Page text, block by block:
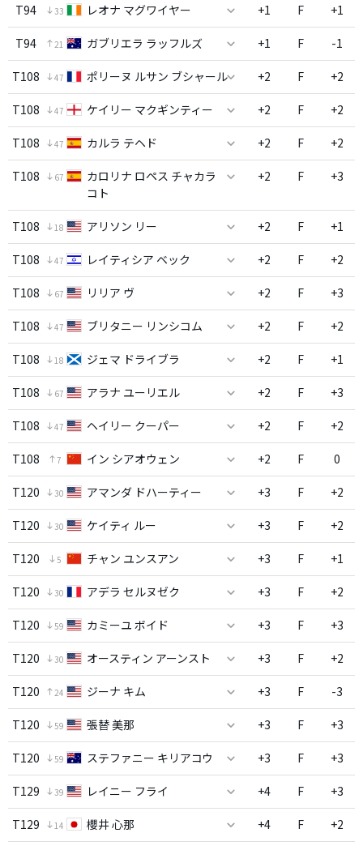
T94 33 レオナ マグワイヤー +1 F +1
T94 21 ガブリエラ ラッフルズ +1 F -1
T108 47 ポリーヌ ルサン ブシャール +2 F +2
T108 47 ケイリー マクギンティー +2 F +2
T108 47 カルラ テヘド +2 F +2
T108 67
カロリナ ロペス チャカラ
コト
+2 F +3
T108 18 アリソン リー +2 F +1
T108 47 レイティシア ベック +2 F +2
T108 67 リリア ヴ +2 F +3
T108 47 ブリタニー リンシコム +2 F +2
T108 18 ジェマ ドライブラ +2 F +1
T108 67 アラナ ユーリエル +2 F +3
T108 47 ヘイリー クーパー +2 F +2
T108 7 イン シアオウェン +2 F 0
T120 30 アマンダ ドハーティー +3 F +2
T120 30 ケイティ ルー +3 F +2
T120 5 チャン ユンスアン +3 F +1
T120 30 アデラ セルヌゼク +3 F +2
T120 59 カミーユ ボイド +3 F +3
T120 30 オースティン アーンスト +3 F +2
T120 24 ジーナ キム +3 F -3
T120 59 張替 美那 +3 F +3
T120 59 ステファニー キリアコウ +3 F +3
T129 39 レイニー フライ +4 F +3
T129 14 櫻井 心那 +4 F +2